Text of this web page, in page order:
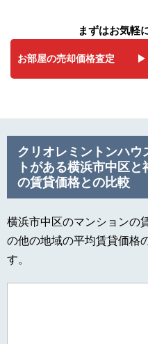
まずはお気軽
お部屋の売却価格査定
クリオレミントンハ
トがある横浜市中区
の賃貸価格との比較
横浜市中区のマンションの
の他の地域の平均賃貸価格
す。